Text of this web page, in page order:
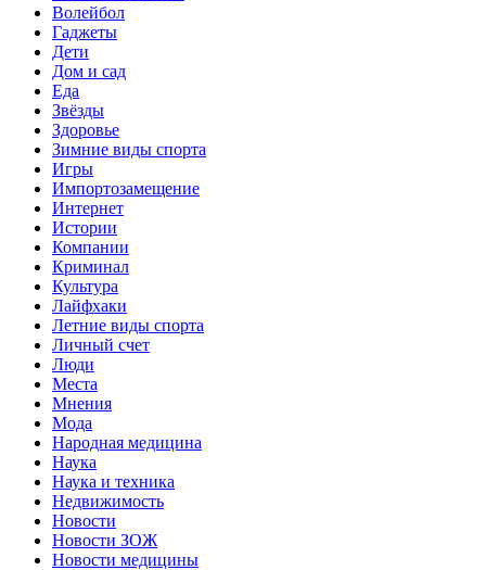
Волейбол
Гаджеты
Дети
Дом и сад
Еда
Звёзды
Здоровье
Зимние виды спорта
Игры
Импортозамещение
Интернет
Истории
Компании
Криминал
Культура
Лайфхаки
Летние виды спорта
Личный счет
Люди
Места
Мнения
Мода
Народная медицина
Наука
Наука и техника
Недвижимость
Новости
Новости ЗОЖ
Новости медицины